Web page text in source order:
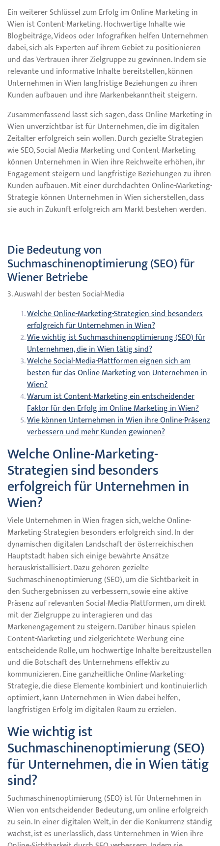
Ein weiterer Schlüssel zum Erfolg im Online Marketing in
Wien ist Content-Marketing. Hochwertige Inhalte wie
Blogbeiträge, Videos oder Infografiken helfen Unternehmen
dabei, sich als Experten auf ihrem Gebiet zu positionieren
und das Vertrauen ihrer Zielgruppe zu gewinnen. Indem sie
relevante und informative Inhalte bereitstellen, können
Unternehmen in Wien langfristige Beziehungen zu ihren
Kunden aufbauen und ihre Markenbekanntheit steigern.
Zusammenfassend lässt sich sagen, dass Online Marketing in
Wien unverzichtbar ist für Unternehmen, die im digitalen
Zeitalter erfolgreich sein wollen. Durch gezielte Strategien
wie SEO, Social Media Marketing und Content-Marketing
können Unternehmen in Wien ihre Reichweite erhöhen, ihr
Engagement steigern und langfristige Beziehungen zu ihren
Kunden aufbauen. Mit einer durchdachten Online-Marketing-
Strategie können Unternehmen in Wien sicherstellen, dass
sie auch in Zukunft erfolgreich am Markt bestehen werden.
Die Bedeutung von
Suchmaschinenoptimierung (SEO) für
Wiener Betriebe
3. Auswahl der besten Social-Media
Welche Online-Marketing-Strategien sind besonders
erfolgreich für Unternehmen in Wien?
Wie wichtig ist Suchmaschinenoptimierung (SEO) für
Unternehmen, die in Wien tätig sind?
Welche Social-Media-Plattformen eignen sich am
besten für das Online Marketing von Unternehmen in
Wien?
Warum ist Content-Marketing ein entscheidender
Faktor für den Erfolg im Online Marketing in Wien?
Wie können Unternehmen in Wien ihre Online-Präsenz
verbessern und mehr Kunden gewinnen?
Welche Online-Marketing-
Strategien sind besonders
erfolgreich für Unternehmen in
Wien?
Viele Unternehmen in Wien fragen sich, welche Online-
Marketing-Strategien besonders erfolgreich sind. In der
dynamischen digitalen Landschaft der österreichischen
Hauptstadt haben sich einige bewährte Ansätze
herauskristallisiert. Dazu gehören gezielte
Suchmaschinenoptimierung (SEO), um die Sichtbarkeit in
den Suchergebnissen zu verbessern, sowie eine aktive
Präsenz auf relevanten Social-Media-Plattformen, um direkt
mit der Zielgruppe zu interagieren und das
Markenengagement zu steigern. Darüber hinaus spielen
Content-Marketing und zielgerichtete Werbung eine
entscheidende Rolle, um hochwertige Inhalte bereitzustellen
und die Botschaft des Unternehmens effektiv zu
kommunizieren. Eine ganzheitliche Online-Marketing-
Strategie, die diese Elemente kombiniert und kontinuierlich
optimiert, kann Unternehmen in Wien dabei helfen,
langfristigen Erfolg im digitalen Raum zu erzielen.
Wie wichtig ist
Suchmaschinenoptimierung (SEO)
für Unternehmen, die in Wien tätig
sind?
Suchmaschinenoptimierung (SEO) ist für Unternehmen in
Wien von entscheidender Bedeutung, um online erfolgreich
zu sein. In einer digitalen Welt, in der die Konkurrenz ständig
wächst, ist es unerlässlich, dass Unternehmen in Wien ihre